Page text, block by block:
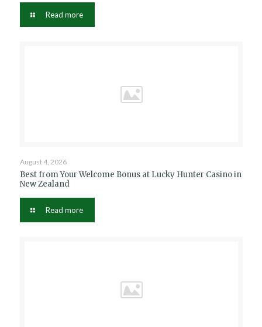
Read more
August 4, 2026
Best from Your Welcome Bonus at Lucky Hunter Casino in
New Zealand
Read more